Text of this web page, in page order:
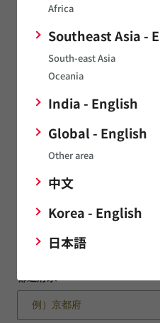
Africa
Southeast Asia -
South-east Asia
Oceania
India - English
Global - English
Other area
中文
Korea - English
日本語
企業名を検索候補から選択す
郵便番号
都道府県